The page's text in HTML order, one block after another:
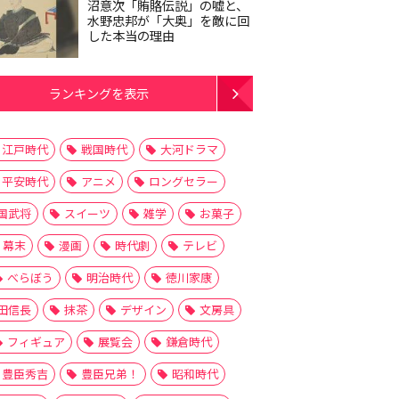
沼意次「賄賂伝説」の嘘と、
水野忠邦が「大奥」を敵に回
した本当の理由
ランキングを表示
江戸時代 戦国時代
大河ドラマ
平安時代
アニメ
ロングセラー
武将
スイーツ 雑学
お菓子
幕末
漫画 時代劇
テレビ
べらぼう
明治時代
徳川家康
信長
抹茶 デザイン
文房具
フィギュア
展覧会
鎌倉時代
豊臣秀吉
豊臣兄弟！
昭和時代